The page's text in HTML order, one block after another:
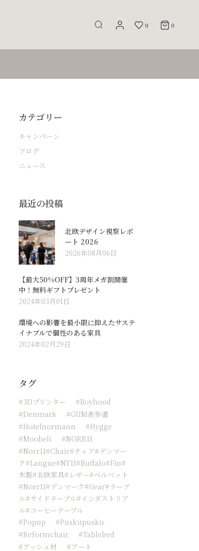
0 0
カテゴリー
キャンペーン
ブログ
ニュース
最近の投稿
北欧デザイン視察レポ
ート 2026
2026年08月06日
【最大50%OFF】3周年メガ割開催
中！無料ギフトプレゼント
2024年03月01日
環境への影響を最小限に抑えたサステ
イナブルで個性のある家具
2024年02月29日
タグ
#3Dプリンター
#boyhood
#Denmark
#GUM表参道
#hotelnormann
#hygge
#moobeli
#NORR11
#Norr11#chair#チェア#デンマー
ク#langue#NY11#buffalo#fin#
木製#北欧家具#レザー#ベルベット
#norr11#デンマーク#Gear#テーブ
ル#サイドテーブル#インダストリア
ル#コーヒーテーブル
#popup
#Puskupusku
#reformchair
#tablebed
#アッシュ材
#アート